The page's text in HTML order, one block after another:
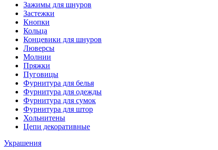
Зажимы для шнуров
Застежки
Кнопки
Кольца
Концевики для шнуров
Люверсы
Молнии
Пряжки
Пуговицы
Фурнитура для белья
Фурнитура для одежды
Фурнитура для сумок
Фурнитура для штор
Хольнитены
Цепи декоративные
Украшения